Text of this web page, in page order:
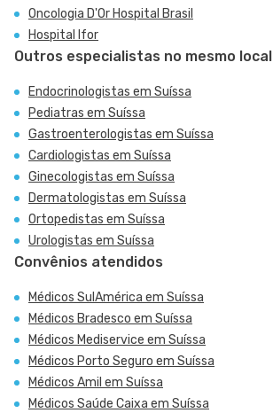
Oncologia D'Or Hospital Brasil
Hospital Ifor
Outros especialistas no mesmo local
Endocrinologistas em Suíssa
Pediatras em Suíssa
Gastroenterologistas em Suíssa
Cardiologistas em Suíssa
Ginecologistas em Suíssa
Dermatologistas em Suíssa
Ortopedistas em Suíssa
Urologistas em Suíssa
Convênios atendidos
Médicos SulAmérica em Suíssa
Médicos Bradesco em Suíssa
Médicos Mediservice em Suíssa
Médicos Porto Seguro em Suíssa
Médicos Amil em Suíssa
Médicos Saúde Caixa em Suíssa